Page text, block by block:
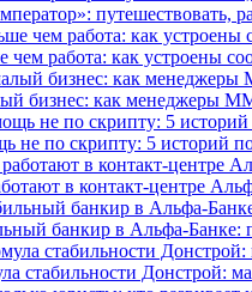
путешествовать,
чем работа: как устроены
бизнес: как менеджеры
не по скрипту: 5 историй
в контакт-центре
банкир в Альфа-Банке:
стабильности Донстрой: